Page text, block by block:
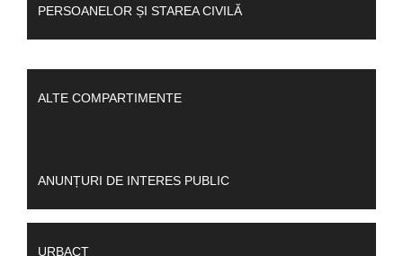
PERSOANELOR ȘI STAREA CIVILĂ
ALTE COMPARTIMENTE
ANUNȚURI DE INTERES PUBLIC
URBACT